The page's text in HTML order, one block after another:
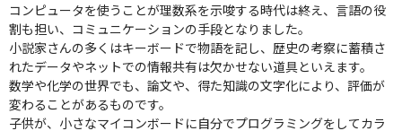
コンピュータを使うことが理数系を示唆する時代は終え、言語の役
割も担い、コミュニケーションの手段となりました。
小説家さんの多くはキーボードで物語を記し、歴史の考察に蓄積さ
れたデータやネットでの情報共有は欠かせない道具といえます。
数学や化学の世界でも、論文や、得た知識の文字化により、評価が
変わることがあるものです。
子供が、小さなマイコンボードに自分でプログラミングをしてカラ